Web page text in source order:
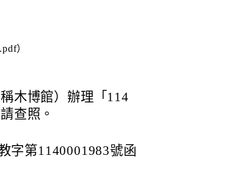
）
木博館）辦理「114
查照。
字第1140001983號函